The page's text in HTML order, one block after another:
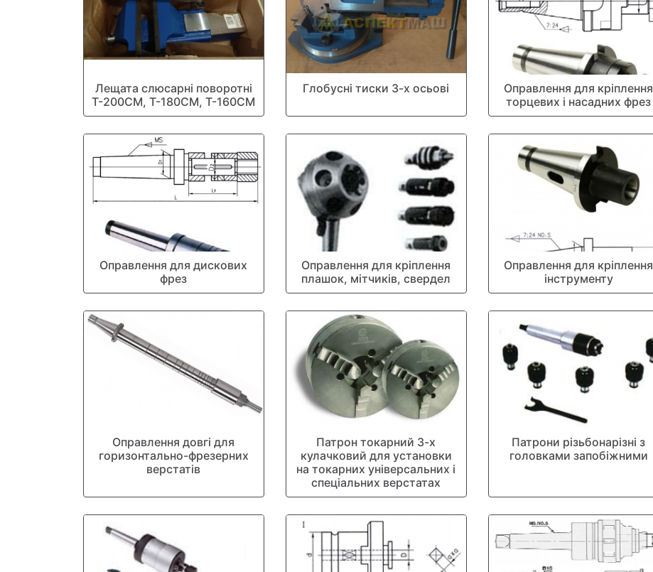
Лещата слюсарні поворотні
Т-200СМ, Т-180СМ, Т-160СМ
Глобусні тиски 3-х осьові
Оправлення для кріплення
торцевих і насадних фрез
Оправлення для дискових
фрез
Оправлення для кріплення
плашок, мітчиків, свердел
Оправлення для кріплення
інструменту
Оправлення довгі для
горизонтально-фрезерних
верстатів
Патрон токарний 3-х
кулачковий для установки
на токарних універсальних і
спеціальних верстатах
Патрони різьбонарізні з
головками запобіжними